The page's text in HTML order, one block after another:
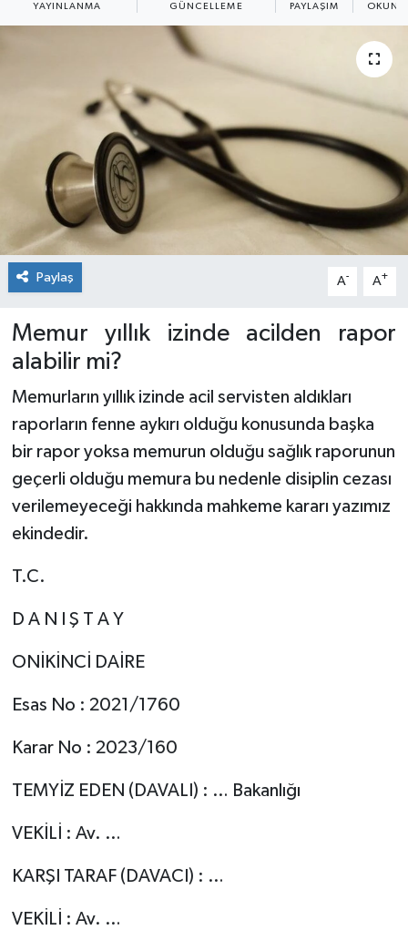
YAYINLANMA GÜNCELLEME PAYLAŞIM
Paylaş A- A+
Memur yıllık izinde acilden rapor
alabilir mi?
Memurların yıllık izinde acil servisten aldıkları
raporların fenne aykırı olduğu konusunda başka
bir rapor yoksa memurun olduğu sağlık raporunun
geçerli olduğu memura bu nedenle disiplin cezası
verilemeyeceği hakkında mahkeme kararı yazımız
ekindedir.
T.C.
D A N I Ş T A Y
ONİKİNCİ DAİRE
Esas No : 2021/1760
Karar No : 2023/160
TEMYİZ EDEN (DAVALI) : … Bakanlığı
VEKİLİ : Av. …
KARŞI TARAF (DAVACI) : …
VEKİLİ : Av. …